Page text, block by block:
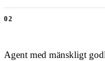
02
Agent med mänskligt